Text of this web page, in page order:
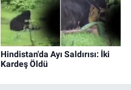
Hindistan'da Ayı Saldırısı: İki
Kardeş Öldü